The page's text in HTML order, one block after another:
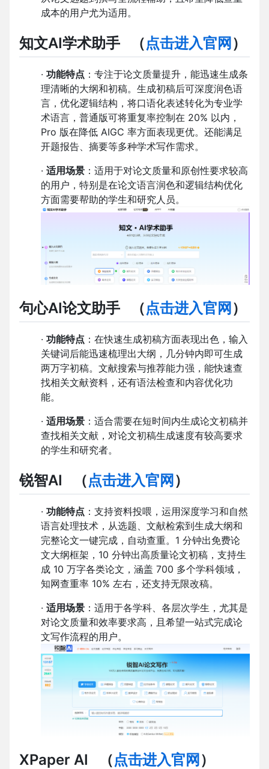
成本的用户尤为适用。
知文AI学术助手 （点击进入官网 ）
· 功能特点 ：专注于论文质量提升，能迅速生成条
理清晰的大纲和初稿。生成初稿后可深度润色语
言，优化逻辑结构，将口语化表述转化为专业学
术语言，普通版可将重复率控制在 20% 以内，
Pro 版在降低 AIGC 率方面表现更优。还能满足
开题报告、摘要等多种学术写作需求。
· 适用场景 ：适用于对论文质量和原创性要求较高
的用户，特别是在论文语言润色和逻辑结构优化
方面需要帮助的学生和研究人员。
句心AI论文助手 （点击进入官网）
· 功能特点 ：在快速生成初稿方面表现出色，输入
关键词后能迅速梳理出大纲，几分钟内即可生成
两万字初稿。文献搜索与推荐能力强，能快速查
找相关文献资料，还有语法检查和内容优化功
能。
· 适用场景 ：适合需要在短时间内生成论文初稿并
查找相关文献，对论文初稿生成速度有较高要求
的学生和研究者。
锐智AI （点击进入官网 ）
· 功能特点 ：支持资料投喂，运用深度学习和自然
语言处理技术，从选题、文献检索到生成大纲和
完整论文一键完成，自动查重。1 分钟出免费论
文大纲框架，10 分钟出高质量论文初稿，支持生
成 10 万字各类论文，涵盖 700 多个学科领域，
知网查重率 10% 左右，还支持无限改稿。
· 适用场景 ：适用于各学科、各层次学生，尤其是
对论文质量和效率要求高，且希望一站式完成论
文写作流程的用户。
XPaper AI （点击进入官网 ）